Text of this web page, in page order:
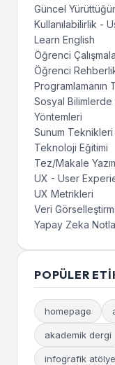
Güncel
Kullanılabilirlik -
Learn English
Öğrenci
Öğrenci
Programlamanın
Sosyal Bilimlerde
Yöntemleri
Sunum Teknikleri
Teknoloji Eğitimi
Tez/Makale
UX - User
UX Metrikleri
Veri
Yapay Zeka
POPÜLER
homepage
akademik dergi
infografik